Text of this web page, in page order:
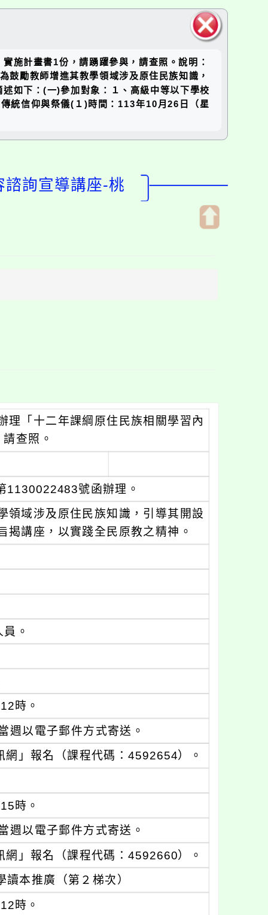
塊
施計畫書1份，請踴躍參與，請查照。說明：
勵教師增進其教學領域涉及原住民族知識，
如下：(一)參加對象：１、高級中等以下學校
統信仰與祭儀(１)時間：113年10月26日（星
詢宣導講座-桃
理「十二年課綱原住民族相關學習內
查照。
1130022483號函辦理。
領域涉及原住民族知識，引導其開設
揭講座，以實踐全民原教之精神。
。
時。
週以電子郵件方式寄送。
」報名（課程代碼：4592654）。
時。
週以電子郵件方式寄送。
」報名（課程代碼：4592660）。
本推廣（第２梯次）
時。